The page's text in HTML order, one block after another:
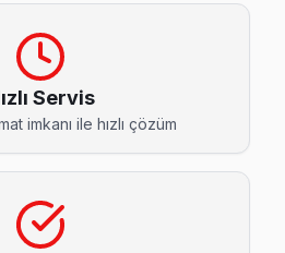
Servis
TV servisinde şeffaf
Servis →
Servis
Telefunken kullanıcıları için
→
Servis
imkanı ile hızlı çözüm